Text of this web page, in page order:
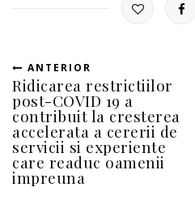
ANTERIOR
Ridicarea restrictiilor
post-COVID 19 a
contribuit la cresterea
accelerata a cererii de
servicii si experiente
care readuc oamenii
impreuna